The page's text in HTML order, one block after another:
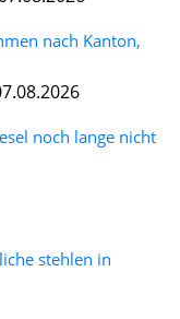
nach Kanton,
noch lange nicht
stehlen in